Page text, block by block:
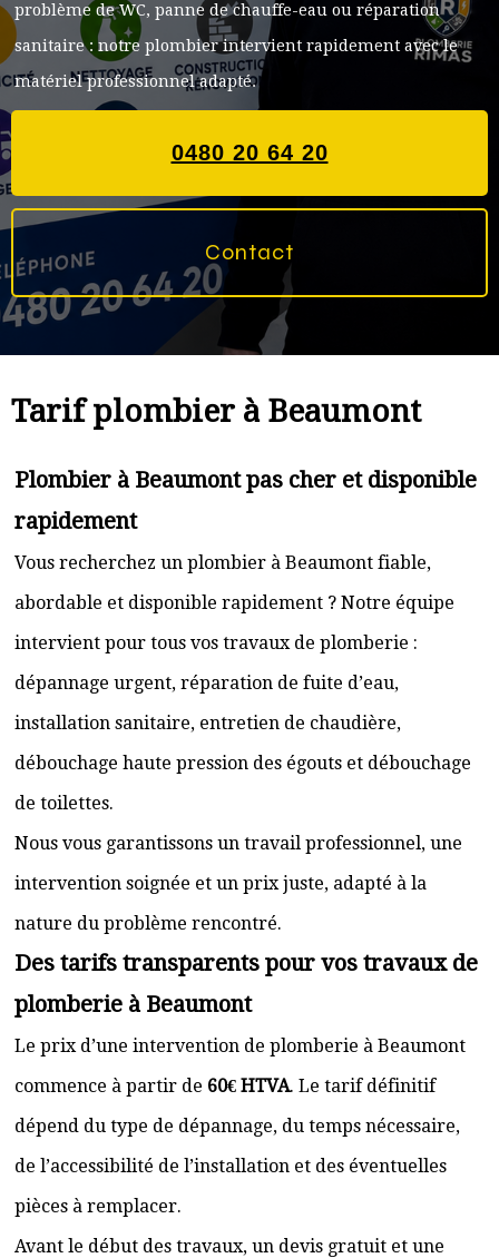
problème de WC, panne de chauffe-eau ou réparation
sanitaire : notre plombier intervient rapidement avec le
matériel professionnel adapté.
0480 20 64 20
Contact
Tarif plombier à Beaumont
Plombier à Beaumont pas cher et disponible
rapidement
Vous recherchez un plombier à Beaumont fiable,
abordable et disponible rapidement ? Notre équipe
intervient pour tous vos travaux de plomberie :
dépannage urgent, réparation de fuite d’eau,
installation sanitaire, entretien de chaudière,
débouchage haute pression des égouts et débouchage
de toilettes.
Nous vous garantissons un travail professionnel, une
intervention soignée et un prix juste, adapté à la
nature du problème rencontré.
Des tarifs transparents pour vos travaux de
plomberie à Beaumont
Le prix d’une intervention de plomberie à Beaumont
commence à partir de 60€ HTVA. Le tarif définitif
dépend du type de dépannage, du temps nécessaire,
de l’accessibilité de l’installation et des éventuelles
pièces à remplacer.
Avant le début des travaux, un devis gratuit et une